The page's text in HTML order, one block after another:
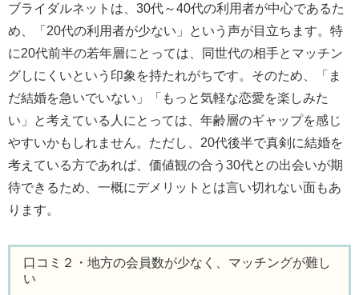
ブライダルネットは、30代～40代の利用者が中心であるた
め、「20代の利用者が少ない」という声が目立ちます。特
に20代前半の若年層にとっては、同世代の相手とマッチン
グしにくいという印象を持たれがちです。そのため、「ま
だ結婚を急いでいない」「もっと気軽な恋愛を楽しみた
い」と考えている人にとっては、年齢層のギャップを感じ
やすいかもしれません。ただし、20代後半で真剣に結婚を
考えている方であれば、価値観の合う30代との出会いが期
待できるため、一概にデメリットとは言い切れない面もあ
ります。
口コミ２・地方の会員数が少なく、マッチングが難し
い